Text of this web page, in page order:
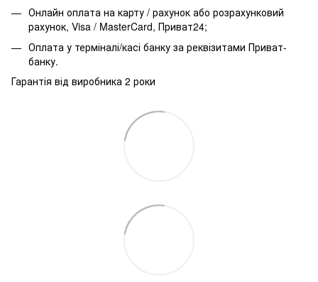
Онлайн оплата на карту / рахунок або розрахунковий
рахунок, Visa / MasterCard, Приват24;
Оплата у терміналі/касі банку за реквізитами Приват-
банку.
Гарантія від виробника 2 роки